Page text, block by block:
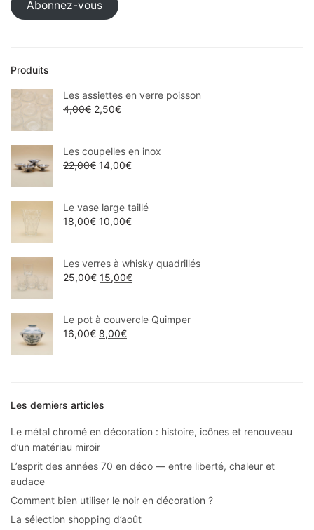
Abonnez-vous
Produits
Les assiettes en verre poisson
4,00€ 2,50€
Les coupelles en inox
22,00€ 14,00€
Le vase large taillé
18,00€ 10,00€
Les verres à whisky quadrillés
25,00€ 15,00€
Le pot à couvercle Quimper
16,00€ 8,00€
Les derniers articles
Le métal chromé en décoration : histoire, icônes et renouveau
d’un matériau miroir
L’esprit des années 70 en déco — entre liberté, chaleur et
audace
Comment bien utiliser le noir en décoration ?
La sélection shopping d’août